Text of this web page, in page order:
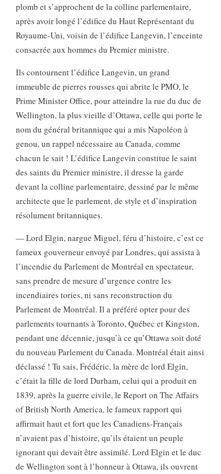
plomb et s’approchent de la colline parlementaire,
après avoir longé l’édifice du Haut Représentant du
Royaume-Uni, voisin de l’édifice Langevin, l’enceinte
consacrée aux hommes du Premier ministre.
Ils contournent l’édifice Langevin, un grand
immeuble de pierres rousses qui abrite le PMO, le
Prime Minister Office, pour atteindre la rue du duc de
Wellington, la plus vieille d’Ottawa, celle qui porte le
nom du général britannique qui a mis Napoléon à
genou, un rappel nécessaire au Canada, comme
chacun le sait ! L’édifice Langevin constitue le saint
des saints du Premier ministre, il dresse la garde
devant la colline parlementaire, dessiné par le même
architecte que le parlement, de style et d’inspiration
résolument britanniques.
— Lord Elgin, nargue Miguel, féru d’histoire, c’est ce
fameux gouverneur envoyé par Londres, qui assista à
l’incendie du Parlement de Montréal en spectateur,
sans prendre de mesure d’urgence contre les
incendiaires tories, ni sans reconstruction du
Parlement de Montréal. Il a préféré opter pour des
parlements tournants à Toronto, Québec et Kingston,
pendant une décennie, jusqu’à ce qu’Ottawa soit doté
du nouveau Parlement du Canada. Montréal était ainsi
déclassé ! Tu sais, Frédéric, la mère de lord Elgin,
c’était la fille de lord Durham, celui qui a produit en
1839, après la guerre civile, le Report on The Affairs
of British North America, le fameux rapport qui
affirmait haut et fort que les Canadiens-Français
n’avaient pas d’histoire, qu’ils étaient un peuple
ignorant qui devait être assimilé. Lord Elgin et le duc
de Wellington sont à l’honneur à Ottawa, ils ouvrent